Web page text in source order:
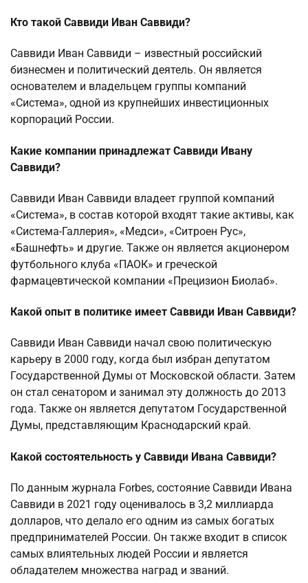
Кто такой Саввиди Иван Саввиди?
Саввиди Иван Саввиди – известный российский
бизнесмен и политический деятель. Он является
основателем и владельцем группы компаний
«Система», одной из крупнейших инвестиционных
корпораций России.
Какие компании принадлежат Саввиди Ивану
Саввиди?
Саввиди Иван Саввиди владеет группой компаний
«Система», в состав которой входят такие активы, как
«Система-Галлерия», «Медси», «Ситроен Рус»,
«Башнефть» и другие. Также он является акционером
футбольного клуба «ПАОК» и греческой
фармацевтической компании «Прецизион Биолаб».
Какой опыт в политике имеет Саввиди Иван Саввиди?
Саввиди Иван Саввиди начал свою политическую
карьеру в 2000 году, когда был избран депутатом
Государственной Думы от Московской области. Затем
он стал сенатором и занимал эту должность до 2013
года. Также он является депутатом Государственной
Думы, представляющим Краснодарский край.
Какой состоятельность у Саввиди Ивана Саввиди?
По данным журнала Forbes, состояние Саввиди Ивана
Саввиди в 2021 году оценивалось в 3,2 миллиарда
долларов, что делало его одним из самых богатых
предпринимателей России. Он также входит в список
самых влиятельных людей России и является
обладателем множества наград и званий.